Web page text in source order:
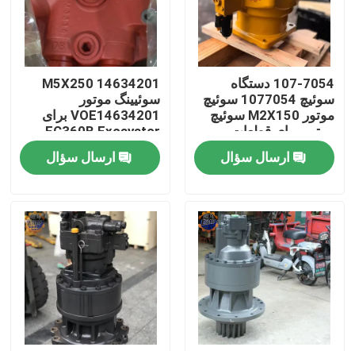
تور کارخانه
کنترل کیفیت
با ما تماس بگیرید
درخواست نقل قول
موتور محرک نهایی بیل مکانیکی
موتور تاب بیل مکانیکی
107-7054 دستگاه
سوئیچ 1077054 سوئیچ
موتور M2X150 سوئیچ
موتور برای قطعات
حفاری E330BL
ارسال سؤال
14634201 M5X250
سوئیینگ موتور
VOE14634201 برای
EC360B Excavator
M5X250CHB Motor
ارسال سؤال